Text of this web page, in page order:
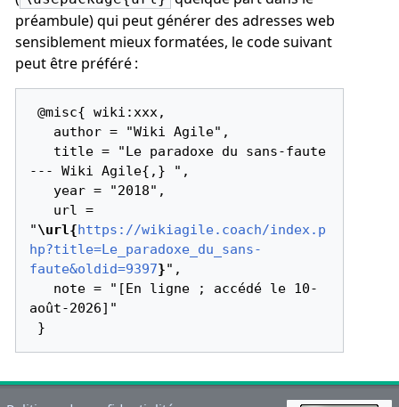
préambule) qui peut générer des adresses web
sensiblement mieux formatées, le code suivant
peut être préféré :
@misc{ wiki:xxx,
--- Wiki Agile{,} ",
"\url{https://wikiagile.coach/index.p
hp?title=Le_paradoxe_du_sans-
faute&oldid=9397}",
août-2026]"